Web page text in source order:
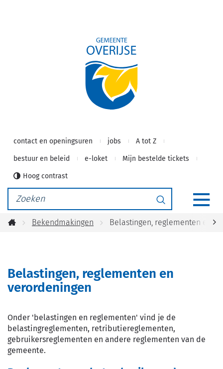
inhoud
contact en openingsuren jobs A tot Z
bestuur en beleid e-loket Mijn bestelde tickets
Hoog contrast
Waarmee
kunnen
jou
Zoeken
Bekendmakingen Belastingen, reglementen en
Belastingen, reglementen en
verordeningen
Onder 'belastingen en reglementen' vind je de
belastingreglementen, retributiereglementen,
gebruikersreglementen en andere reglementen van de
gemeente.